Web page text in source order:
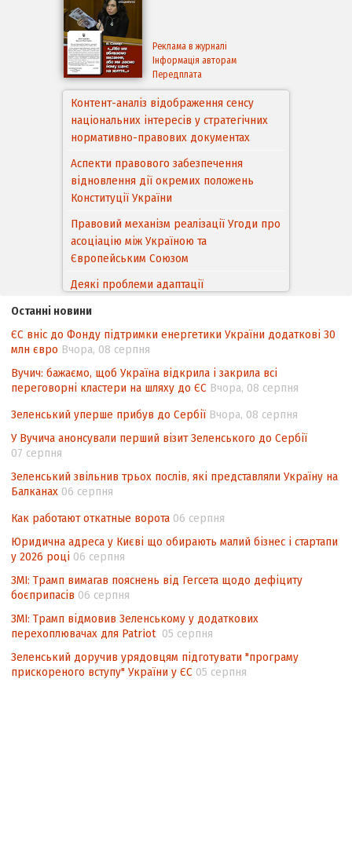
Реклама в журналі
Інформація авторам
Передплата
Аспекти правового забезпечення
відновлення дії окремих положень
Конституції України
Правовий механізм реалізації Угоди про
асоціацію між Україною та
Європейським Cоюзом
Деякі проблеми адаптації
законодавства України щодо зазначення
походження товарів відповідно до
Угоди про торговельні аспекти прав
інтелектуальної власності (TRIPS) у
контексті євроінтеграції
Аналіз виборчого законодавства щодо
невизначеності механізму повторного
підрахунку голосів виборців
Інформаційна безпека суспільства
Контент-аналіз відображення сенсу
національних інтересів у стратегічних
Останні новини
ЄС вніс до Фонду підтримки енергетики України додаткові 30
млн євро Вчора, 08 серпня
Вучич: бажаємо, щоб Україна відкрила і закрила всі
переговорні кластери на шляху до ЄС Вчора, 08 серпня
Зеленський уперше прибув до Сербії Вчора, 08 серпня
У Вучича анонсували перший візит Зеленського до Сербії
07 серпня
Зеленський звільнив трьох послів, які представляли Україну на
Балканах 06 серпня
Как работают откатные ворота 06 серпня
Юридична адреса у Києві що обирають малий бізнес і стартапи
у 2026 році 06 серпня
ЗМІ: Трамп вимагав пояснень від Гегсета щодо дефіциту
боєприпасів 06 серпня
ЗМІ: Трамп відмовив Зеленському у додаткових
перехоплювачах для Patriot 05 серпня
Зеленський доручив урядовцям підготувати "програму
прискореного вступу" України у ЄС 05 серпня